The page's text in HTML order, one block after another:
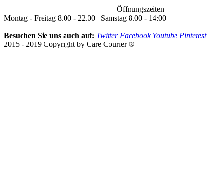
|
Öffnungszeiten
Montag - Freitag 8.00 - 22.00 | Samstag 8.00 - 14:00
Besuchen Sie uns auch auf: Twitter Facebook Youtube Pinterest
2015 - 2019 Copyright by Care Courier ®